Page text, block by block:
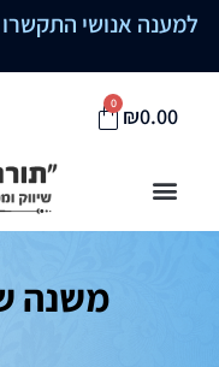
למענה אנושי התקשרו בשעות 09:00-
₪0.00
0
משנה